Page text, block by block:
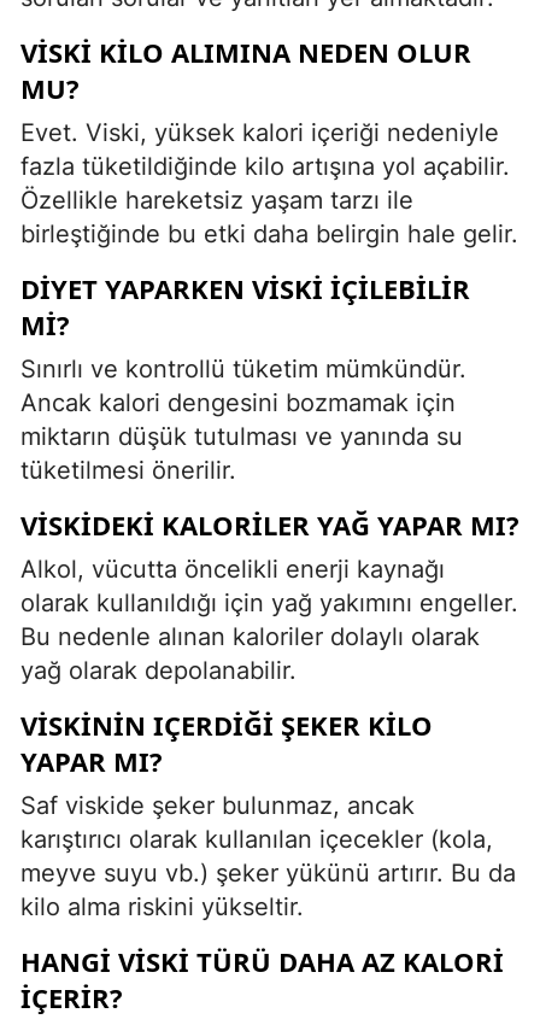
VISKI KILO ALIMINA NEDEN OLUR
MU?
Evet. Viski, yüksek kalori içeriği nedeniyle
fazla tüketildiğinde kilo artışına yol açabilir.
Özellikle hareketsiz yaşam tarzı ile
birleştiğinde bu etki daha belirgin hale gelir.
DIYET YAPARKEN VISKI İÇILEBILIR
MI?
Sınırlı ve kontrollü tüketim mümkündür.
Ancak kalori dengesini bozmamak için
miktarın düşük tutulması ve yanında su
tüketilmesi önerilir.
VISKIDEKI KALORILER YAĞ YAPAR MI?
Alkol, vücutta öncelikli enerji kaynağı
olarak kullanıldığı için yağ yakımını engeller.
Bu nedenle alınan kaloriler dolaylı olarak
yağ olarak depolanabilir.
VISKININ IÇERDIĞI ŞEKER KILO
YAPAR MI?
Saf viskide şeker bulunmaz, ancak
karıştırıcı olarak kullanılan içecekler (kola,
meyve suyu vb.) şeker yükünü artırır. Bu da
kilo alma riskini yükseltir.
HANGI VISKI TÜRÜ DAHA AZ KALORI
İÇERIR?